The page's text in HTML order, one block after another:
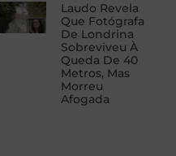
Laudo Revela
Que Fotógrafa
De Londrina
Sobreviveu À
Queda De 40
Metros, Mas
Morreu
Afogada